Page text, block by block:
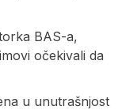
BAS-a,
očekivali da
u unutrašnjost